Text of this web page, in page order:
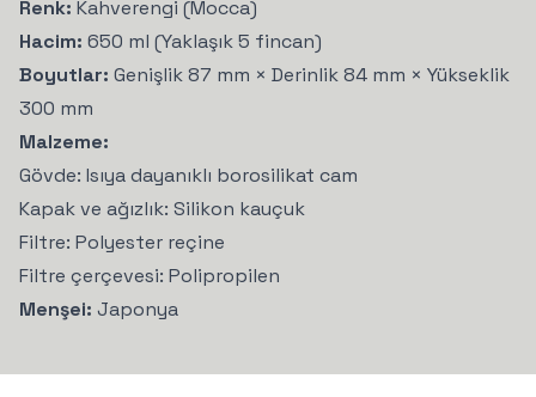
Renk: Kahverengi (Mocca)
Hacim: 650 ml (Yaklaşık 5 fincan)
Boyutlar: Genişlik 87 mm × Derinlik 84 mm × Yükseklik
300 mm
Malzeme:
Gövde: Isıya dayanıklı borosilikat cam
Kapak ve ağızlık: Silikon kauçuk
Filtre: Polyester reçine
Filtre çerçevesi: Polipropilen
Menşei: Japonya
Tüm Kahvelerde
%10 İNDİRİM!
Gourme ailesine katılan her bir
kahve gurmesinetüm kahvelerde
geçerli%10 indirim